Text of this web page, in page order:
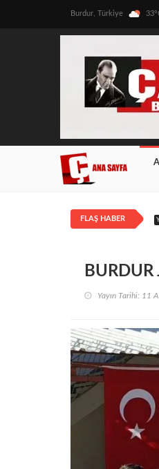
Burdur, Türkiye
FLAŞ HABER
Yayın Tarihi: 11